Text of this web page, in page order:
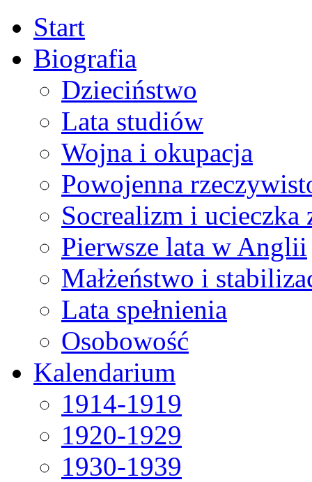
Start
Biografia
Dzieciństwo
Lata studiów
Wojna i okupacja
Powojenna
Socrealizm i ucieczka
Pierwsze lata w Anglii
Małżeństwo i
Lata spełnienia
Osobowość
Kalendarium
1914-1919
1920-1929
1930-1939